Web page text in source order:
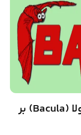
راهنمای کامل نصب سرور باکولا (Bacula) بر